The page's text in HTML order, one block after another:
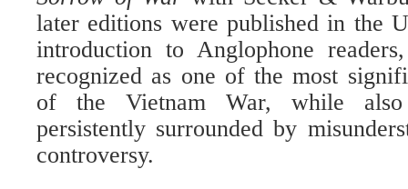
later editions were published in the
introduction to Anglophone
recognized as one of the most
of the Vietnam War, while
persistently surrounded by
controversy.